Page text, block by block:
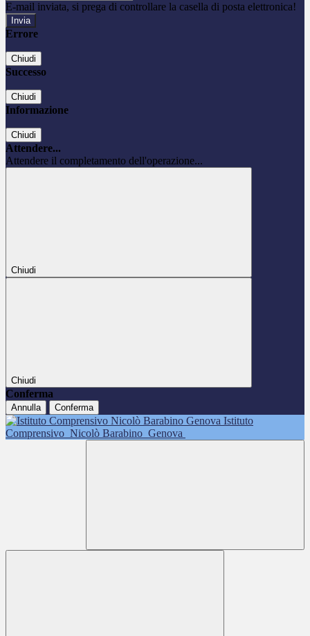
E-mail inviata, si prega di controllare la casella di posta elettronica!
Errore
Chiudi
Successo
Chiudi
Informazione
Chiudi
Attendere...
Attendere il completamento dell'operazione...
Chiudi
Chiudi
Conferma
Annulla Conferma
Istituto
Comprensivo Nicolò Barabino Genova